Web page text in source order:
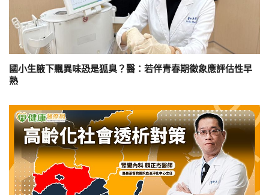
國小生腋下飄異味恐是狐臭？醫：若伴青春期徵象應評估性早
熟